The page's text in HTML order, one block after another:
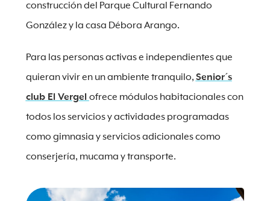
construcción del Parque Cultural Fernando
González y la casa Débora Arango.
Para las personas activas e independientes que
quieran vivir en un ambiente tranquilo, Senior´s
club El Vergel ofrece módulos habitacionales con
todos los servicios y actividades programadas
como gimnasia y servicios adicionales como
conserjería, mucama y transporte.